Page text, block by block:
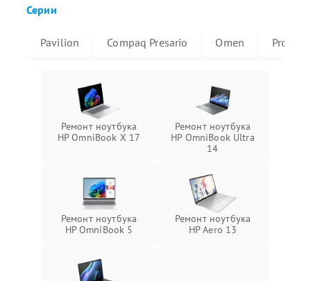
Серии
Pavilion Compaq Presario Omen
Ремонт ноутбука
HP OmniBook X 17
Ремонт ноутбука
HP OmniBook Ultra
14
Ремонт ноутбука
HP OmniBook 5
Ремонт ноутбука
HP Aero 13